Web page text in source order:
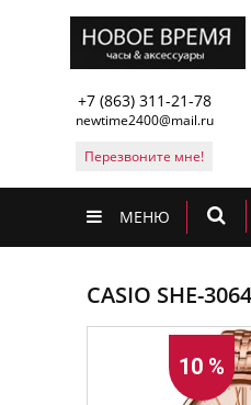
+7 (863) 311-21-78
newtime2400@mail.ru
Перезвоните мне!
МЕНЮ
CASIO SHE-
10 %